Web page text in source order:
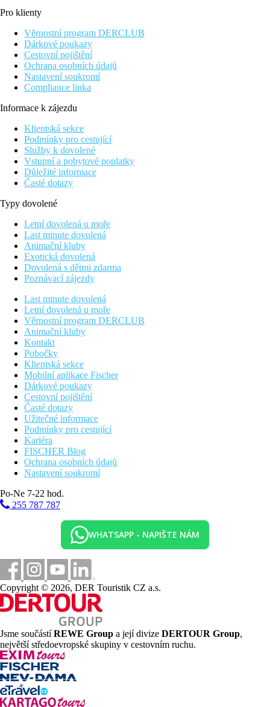
Pro klienty
Věrnostní program DERCLUB
Dárkové poukazy
Cestovní pojištění
Ochrana osobních údajů
Nastavení soukromí
Compliance linka
Informace k zájezdu
Klientská sekce
Podmínky pro cestující
Služby k dovolené
Vstupní a pobytové poplatky
Důležité informace
Časté dotazy
Typy dovolené
Letní dovolená u moře
Last minute dovolená
Animační kluby
Exotická dovolená
Dovolená s dětmi zdarma
Poznávací zájezdy
Last minute dovolená
Letní dovolená u moře
Věrnostní program DERCLUB
Animační kluby
Kontakt
Pobočky
Klientská sekce
Mobilní aplikace Fischer
Dárkové poukazy
Cestovní pojištění
Časté dotazy
Užitečné informace
Podmínky pro cestující
Kariéra
FISCHER Blog
Ochrana osobních údajů
Nastavení soukromí
Po-Ne 7-22 hod.
255 787 787
WHATSAPP - NAPIŠTE NÁM
Copyright © 2026, DER Touristik CZ a.s.
Jsme součástíREWE Group a její divize DERTOUR Group,
největší středoevropské skupiny v cestovním ruchu.